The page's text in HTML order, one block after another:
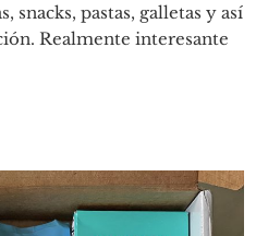
snacks, pastas, galletas y así
Realmente interesante